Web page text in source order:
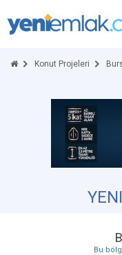
Konut Projeleri
Bu